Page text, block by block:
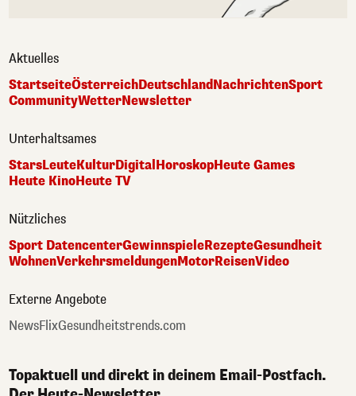
Aktuelles
StartseiteÖsterreichDeutschlandNachrichtenSport
CommunityWetterNewsletter
Unterhaltsames
StarsLeuteKulturDigital HoroskopHeute Games
Heute KinoHeute TV
Nützliches
Sport DatencenterGewinnspieleRezepteGesundheit
WohnenVerkehrsmeldungenMotorReisenVideo
Externe Angebote
NewsFlixGesundheitstrends.com
Topaktuell und direkt in deinem Email-Postfach.